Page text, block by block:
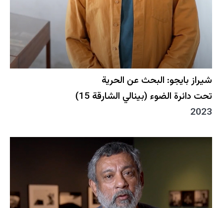
شيراز بايجو: البحث عن الحرية
تحت دائرة الضوء (بينالي الشارقة 15)
2023